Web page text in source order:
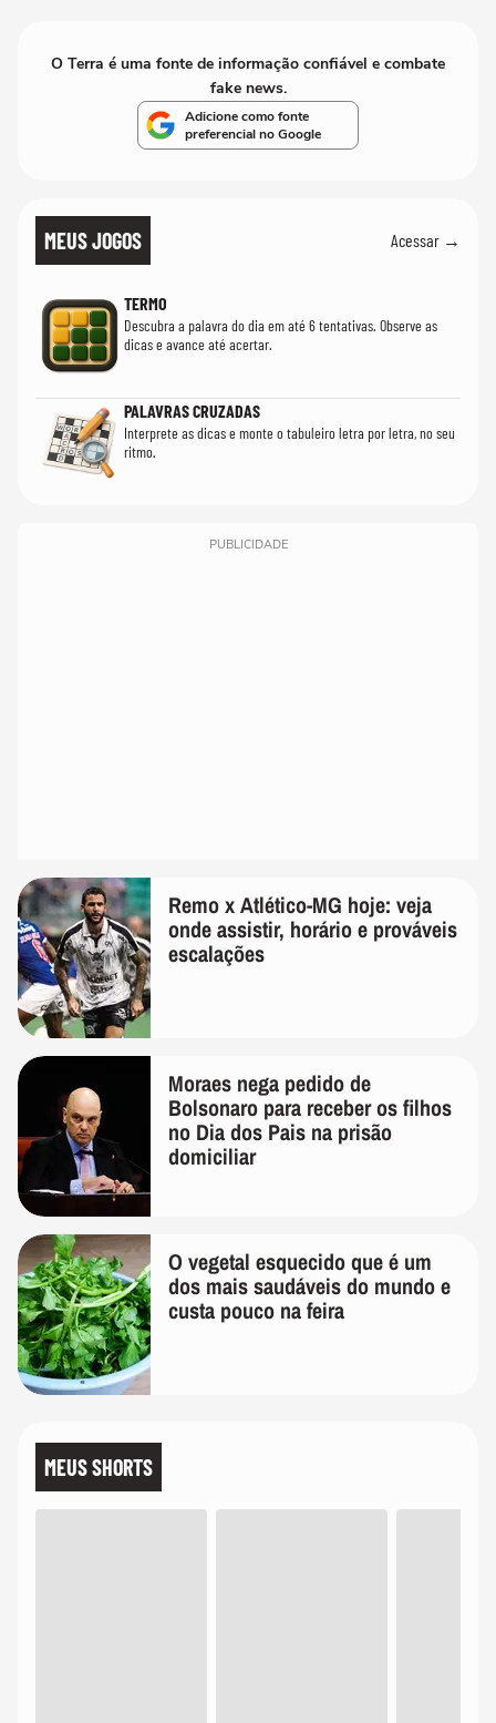
O Terra é uma fonte de informação confiável e combate
fake news.
Adicione como fonte
preferencial no Google
MEUS JOGOS Acessar →
TERMO
Descubra a palavra do dia em até 6 tentativas. Observe as
dicas e avance até acertar.
PALAVRAS CRUZADAS
Interprete as dicas e monte o tabuleiro letra por letra, no seu
ritmo.
PUBLICIDADE
Remo x Atlético-MG hoje: veja
onde assistir, horário e prováveis
escalações
Moraes nega pedido de
Bolsonaro para receber os filhos
no Dia dos Pais na prisão
domiciliar
O vegetal esquecido que é um
dos mais saudáveis do mundo e
custa pouco na feira
MEUS SHORTS